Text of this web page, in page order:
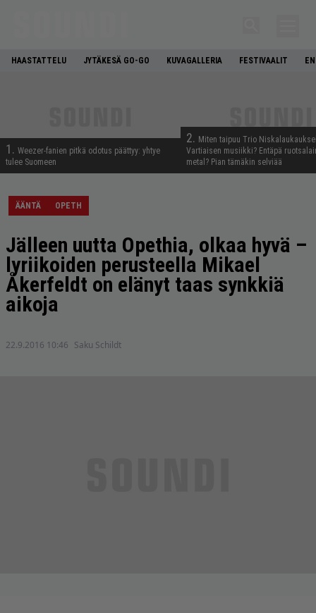
HAASTATTELU JYTÄKESÄ GO-GO KUVAGALLERIA FESTIVAALIT
1. Weezer-fanien pitkä odotus päättyy: yhtye
tulee Suomeen
2. Miten taipuu Trio
Vartiaisen musiikki? Entäpä
metal? Pian tämäkin selviää
ÄÄNTÄ OPETH
Jälleen uutta Opethia, olkaa hyvä –
lyriikoiden perusteella Mikael
Åkerfeldt on elänyt taas synkkiä
aikoja
22.9.2016 10:46 Saku Schildt